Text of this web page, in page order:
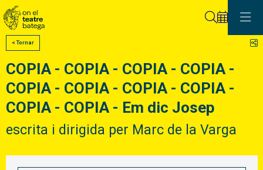
< Tornar
COPIA - COPIA - COPIA - COPIA -
COPIA - COPIA - COPIA - COPIA -
COPIA - COPIA - Em dic Josep
escrita i dirigida per Marc de la Varga